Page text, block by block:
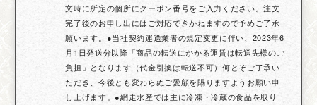
文時に所定の個所にクーポン番号をご入力ください。注文
完了後のお申し出にはご対応できかねますので予めご了承
願います。●当社契約運送業者の規定変更に伴い、2023年6
月1日発送分以降「商品の転送にかかる運賃は転送先様のご
負担」となります（代金引換は転送不可）何とぞご了承い
ただき、今後とも変わらぬご愛顧を賜りますようお願い申
し上げます。●網走水産では主に冷凍・冷蔵の食品を取り